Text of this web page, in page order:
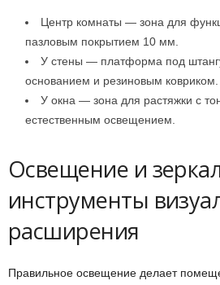
Центр комнаты — зона для
пазловым покрытием 10 мм.
У стены — платформа под
основанием и резиновым ковриком.
У окна — зона для растяжки с
естественным освещением.
Освещение и
инструменты
расширения
Правильное освещение делает